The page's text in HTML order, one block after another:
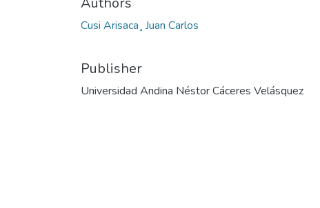
Cusi Arisaca¸ Juan Carlos
Publisher
Universidad Andina Néstor Cáceres Velásquez